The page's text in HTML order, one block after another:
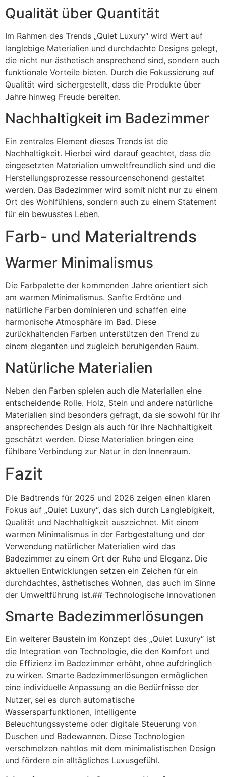
Qualität über Quantität
Im Rahmen des Trends „Quiet Luxury“ wird Wert auf
langlebige Materialien und durchdachte Designs gelegt,
die nicht nur ästhetisch ansprechend sind, sondern auch
funktionale Vorteile bieten. Durch die Fokussierung auf
Qualität wird sichergestellt, dass die Produkte über
Jahre hinweg Freude bereiten.
Nachhaltigkeit im Badezimmer
Ein zentrales Element dieses Trends ist die
Nachhaltigkeit. Hierbei wird darauf geachtet, dass die
eingesetzten Materialien umweltfreundlich sind und die
Herstellungsprozesse ressourcenschonend gestaltet
werden. Das Badezimmer wird somit nicht nur zu einem
Ort des Wohlfühlens, sondern auch zu einem Statement
für ein bewusstes Leben.
Farb- und Materialtrends
Warmer Minimalismus
Die Farbpalette der kommenden Jahre orientiert sich
am warmen Minimalismus. Sanfte Erdtöne und
natürliche Farben dominieren und schaffen eine
harmonische Atmosphäre im Bad. Diese
zurückhaltenden Farben unterstützen den Trend zu
einem eleganten und zugleich beruhigenden Raum.
Natürliche Materialien
Neben den Farben spielen auch die Materialien eine
entscheidende Rolle. Holz, Stein und andere natürliche
Materialien sind besonders gefragt, da sie sowohl für ihr
ansprechendes Design als auch für ihre Nachhaltigkeit
geschätzt werden. Diese Materialien bringen eine
fühlbare Verbindung zur Natur in den Innenraum.
Fazit
Die Badtrends für 2025 und 2026 zeigen einen klaren
Fokus auf „Quiet Luxury“, das sich durch Langlebigkeit,
Qualität und Nachhaltigkeit auszeichnet. Mit einem
warmen Minimalismus in der Farbgestaltung und der
Verwendung natürlicher Materialien wird das
Badezimmer zu einem Ort der Ruhe und Eleganz. Die
aktuellen Entwicklungen setzen ein Zeichen für ein
durchdachtes, ästhetisches Wohnen, das auch im Sinne
der Umweltführung ist.## Technologische Innovationen
Smarte Badezimmerlösungen
Ein weiterer Baustein im Konzept des „Quiet Luxury“ ist
die Integration von Technologie, die den Komfort und
die Effizienz im Badezimmer erhöht, ohne aufdringlich
zu wirken. Smarte Badezimmerlösungen ermöglichen
eine individuelle Anpassung an die Bedürfnisse der
Nutzer, sei es durch automatische
Wassersparfunktionen, intelligente
Beleuchtungssysteme oder digitale Steuerung von
Duschen und Badewannen. Diese Technologien
verschmelzen nahtlos mit dem minimalistischen Design
und fördern ein alltägliches Luxusgefühl.